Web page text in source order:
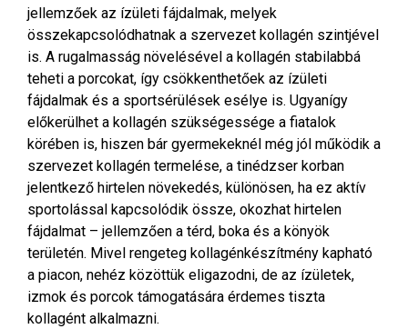
jellemzőek az ízületi fájdalmak, melyek
összekapcsolódhatnak a szervezet kollagén szintjével
is. A rugalmasság növelésével a kollagén stabilabbá
teheti a porcokat, így csökkenthetőek az ízületi
fájdalmak és a sportsérülések esélye is. Ugyanígy
előkerülhet a kollagén szükségessége a fiatalok
körében is, hiszen bár gyermekeknél még jól működik a
szervezet kollagén termelése, a tinédzser korban
jelentkező hirtelen növekedés, különösen, ha ez aktív
sportolással kapcsolódik össze, okozhat hirtelen
fájdalmat – jellemzően a térd, boka és a könyök
területén. Mivel rengeteg kollagénkészítmény kapható
a piacon, nehéz közöttük eligazodni, de az ízületek,
izmok és porcok támogatására érdemes tiszta
kollagént alkalmazni.